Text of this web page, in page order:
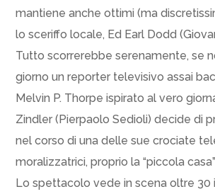
mantiene anche ottimi (ma
lo sceriffo locale, Ed Earl Dodd
Tutto scorrerebbe serenamente, se
giorno un reporter televisivo assai
Melvin P. Thorpe ispirato al vero
Zindler (Pierpaolo Sedioli) decide di
nel corso di una delle sue crociate
moralizzatrici, proprio la “piccola
Lo spettacolo vede in scena oltre 30